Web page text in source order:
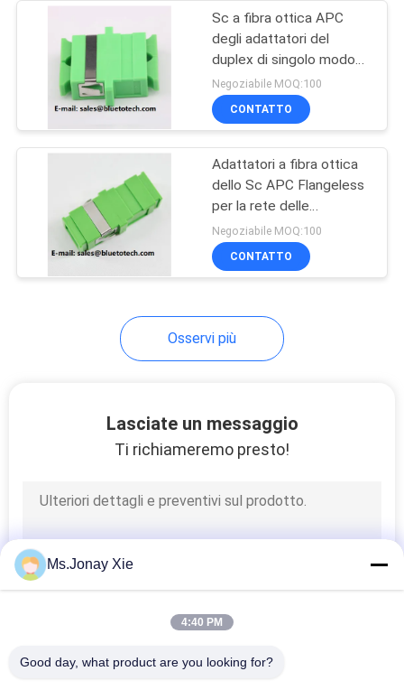
connettori per fibre
ottiche
vassoio a fibra
Fibra ottica Box
Terminal
Sc a fibra ottica APC
degli adattatori del
duplex di singolo modo
con la flangia
Negoziabile MOQ:100
CONTATTO
Adattatori a fibra ottica
dello Sc APC Flangeless
per la rete delle
Telecomunicazioni di
CATV
Negoziabile MOQ:100
CONTATTO
Osservi più
Lasciate un messaggio
Ti richiameremo presto!
Ms.Jonay Xie
4:40 PM
Good day, what product are you looking for?